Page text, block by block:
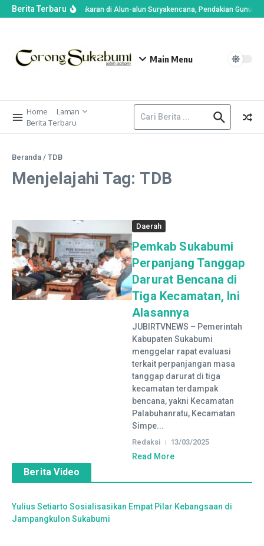
Berita TerbaruImbas Kebakaran di Alun-alun Suryakencana, Pendakian Gunung
Main Menu
Home
Laman
Berita Terbaru
Beranda / TDB
Menjelajahi Tag: TDB
Daerah
Pemkab Sukabumi
Perpanjang Tanggap
Darurat Bencana di
Tiga Kecamatan, Ini
Alasannya
JUBIRTVNEWS – Pemerintah
Kabupaten Sukabumi
menggelar rapat evaluasi
terkait perpanjangan masa
tanggap darurat di tiga
kecamatan terdampak
bencana, yakni Kecamatan
Palabuhanratu, Kecamatan
Simpe...
Redaksi 13/03/2025
Read More
Berita Video
Yulius Setiarto Sosialisasikan Empat Pilar Kebangsaan di
Jampangkulon Sukabumi